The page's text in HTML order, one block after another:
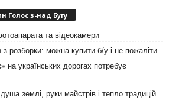
Голос з-над Бугу
та відеокамери
розборки: можна купити б/у і не пожаліти
на українських дорогах потребує
землі, руки майстрів і тепло традицій